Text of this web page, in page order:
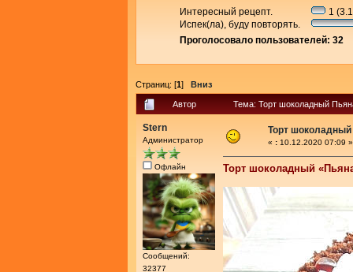
Интересный рецепт.
1
Испек(ла), буду повторять.
Проголосовало пользователей: 32
Страниц: [1] Вниз
Автор Тема: Торт шоколадный
Stern
Администратор
Офлайн
Сообщений:
32377
Торт
« : 10.12.2020 07:09 »
Торт шоколадный